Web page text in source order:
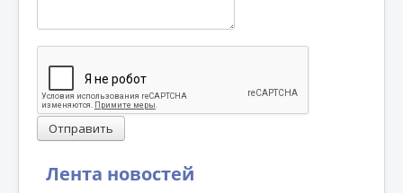
Лента новостей
Отправить